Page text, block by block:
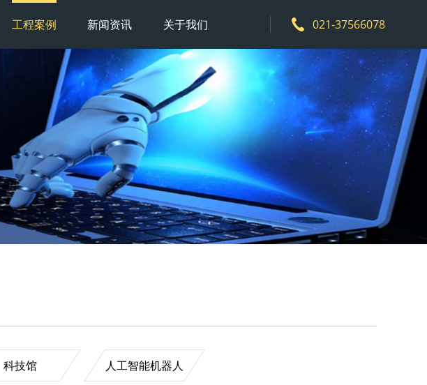
工程案例 新闻资讯 关于我们 021-37566078
科技馆 人工智能机器人